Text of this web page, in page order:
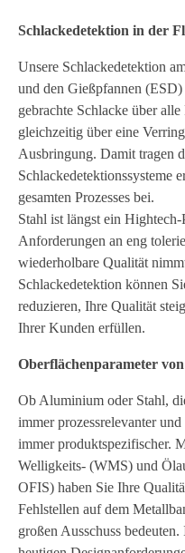
Schlackedetektion in der
Unsere Schlackedetektion
und den Gießpfannen
gebrachte Schlacke über
gleichzeitig über eine
Ausbringung. Damit tragen
Schlackedetektionssysteme
gesamten Prozesses bei.
Stahl ist längst ein
Anforderungen an eng
wiederholbare Qualität
Schlackedetektion können
reduzieren, Ihre Qualität
Ihrer Kunden erfüllen.
Oberflächenparameter
Ob Aluminium oder Stahl,
immer prozessrelevanter
immer produktspezifischer.
Welligkeits- (WMS) und
OFIS) haben Sie Ihre
Fehlstellen auf dem
großen Ausschuss